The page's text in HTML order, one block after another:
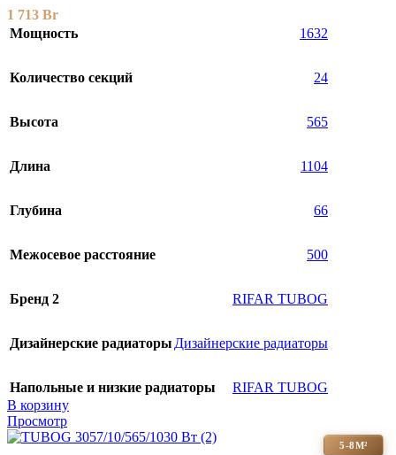
1 713 Br
Мощность
1632
Количество секций 24
Высота 565
Длина 1104
Глубина 66
Межосевое расстояние 500
Бренд 2 RIFAR TUBOG
Дизайнерские радиаторы Дизайнерские радиаторы
Напольные и низкие радиаторы
RIFAR TUBOG
В корзину
Просмотр
5-8М²